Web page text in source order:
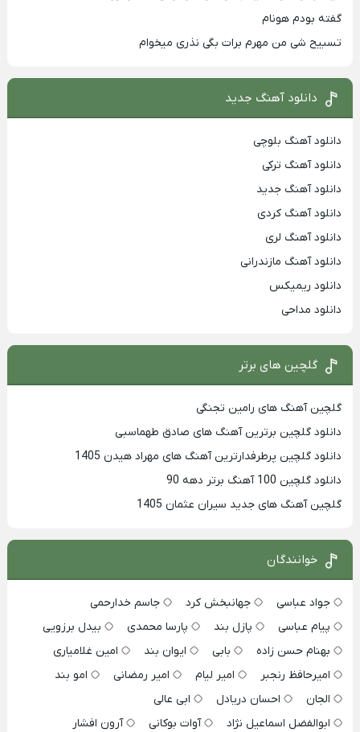
گفته بودم هونام
تسبیح شی من مهرم برات بگی نذری میخوام
دانلود آهنگ جدید
دانلود آهنگ بلوچی
دانلود آهنگ ترکی
دانلود آهنگ جدید
دانلود آهنگ کردی
دانلود آهنگ لری
دانلود آهنگ مازندرانی
دانلود ریمیکس
دانلود مداحی
گلچین های برتر
گلچین آهنگ های رامین تجنگی
دانلود گلچین برترین آهنگ های صادق طهماسبی
دانلود گلچین پرطرفدارترین آهنگ های مهراد هیدن 1405
دانلود گلچین 100 آهنگ برتر دهه 90
گلچین آهنگ های جدید سیران عثمان 1405
خوانندگان
جواد عباسی جهانبخش کرد
جاسم خدارحمی
پیام عباسی
پازل بند پارسا محمدی
بیدل برزویی
بهنام حسن زاده
بابی ایوان بند
امین غلامیاری
امیرحافظ رنجبر
امیر لیام امیر رمضانی
امو بند
الجان
احسان دریادل
ابی عالی
ابوالفضل اسماعیل نژاد
آوات بوکانی
آرون افشار